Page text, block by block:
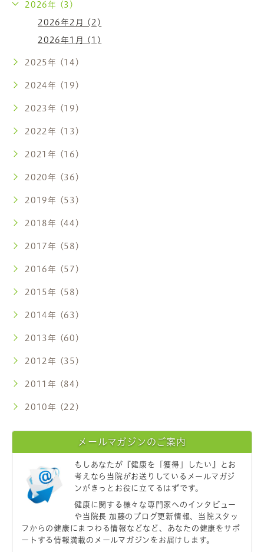
2026年 (3)
2026年2月 (2)
2026年1月 (1)
2025年 (14)
2024年 (19)
2023年 (19)
2022年 (13)
2021年 (16)
2020年 (36)
2019年 (53)
2018年 (44)
2017年 (58)
2016年 (57)
2015年 (58)
2014年 (63)
2013年 (60)
2012年 (35)
2011年 (84)
2010年 (22)
メールマガジンのご案内
もしあなたが 『健康を「獲得」したい』
とお
考えなら当院がお送りしているメールマガジ
ンがきっとお役に立てるはずです。
健康に関する様々な専門家へのインタビュー
や当院長 加藤のブログ更新情報、当院スタッ
フからの健康にまつわる情報などなど、あなたの健康をサポ
ートする情報満載のメールマガジンをお届けします。